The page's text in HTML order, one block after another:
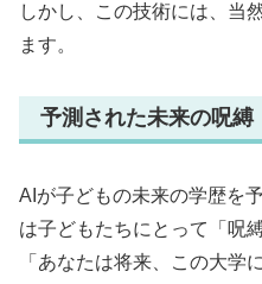
しかし、この技術には、当
ます。
予測された未来の呪縛
AIが子どもの未来の学歴を
は子どもたちにとって「呪
「あなたは将来、この大学